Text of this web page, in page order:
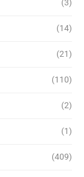
(3)
(14)
(21)
(110)
(2)
(1)
(409)